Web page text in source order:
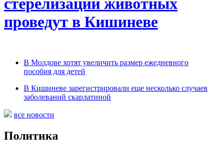
проведут в Кишиневе
В Молдове хотят увеличить размер ежедневного
пособия для детей
В Кишиневе зарегистрировали еще несколько случаев
заболеваний скарлатиной
все новости
Политика